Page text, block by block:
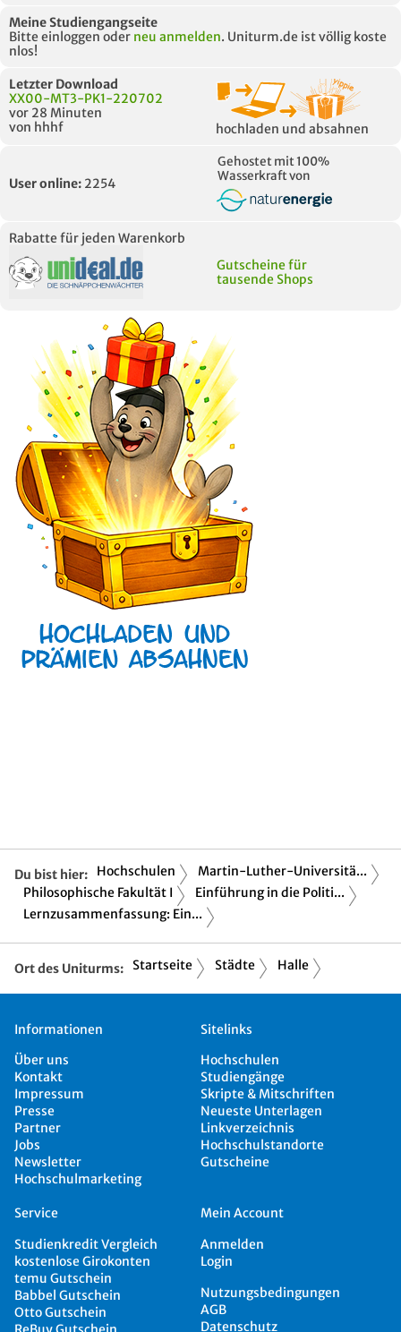
Meine Studiengangseite
Bitte einloggen oder neu anmelden. Uniturm.de ist völlig koste
nlos!
Letzter Download
XX00-MT3-PK1-220702
vor 28 Minuten
von hhhf
hochladen und absahnen
User online: 2254
Gehostet mit 100%
Wasserkraft von
Rabatte für jeden Warenkorb
Gutscheine für
tausende Shops
Du bist hier: Hochschulen
Martin-Luther-Universitä...
Philosophische Fakultät I
Einführung in die Politi...
Lernzusammenfassung: Ein...
Ort des Uniturms: Startseite Städte Halle
Informationen
Über uns
Kontakt
Impressum
Presse
Partner
Jobs
Newsletter
Hochschulmarketing
Sitelinks
Hochschulen
Studiengänge
Skripte & Mitschriften
Neueste Unterlagen
Linkverzeichnis
Hochschulstandorte
Gutscheine
Service
Studienkredit Vergleich
kostenlose Girokonten
temu Gutschein
Babbel Gutschein
Otto Gutschein
Mein Account
Anmelden
Login
Nutzungsbedingungen
AGB
Datenschutz